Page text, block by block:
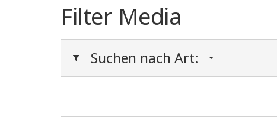
Filter Media
Suchen nach Art: